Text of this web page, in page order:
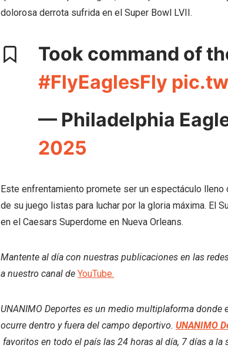
dolorosa derrota sufrida en el Super Bowl LVII.
Took command of
#FlyEaglesFly
— Philadelphia
2025
Este enfrentamiento promete ser un espectáculo
de su juego listas para luchar por la gloria máxima. El
en el Caesars Superdome en Nueva Orleans.
Mantente al día con nuestras publicaciones en las
a nuestro canal de YouTube.
UNANIMO Deportes es un medio multiplaforma
ocurre dentro y fuera del campo deportivo. UNANIMO
favoritos en todo el país las 24 horas al día, 7 días a